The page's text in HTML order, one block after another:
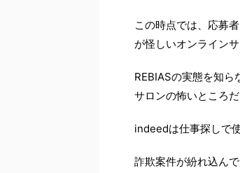
この時点では、応募
が怪しいオンライン
REBIASの実態を知
サロンの怖いところ
indeedは仕事探しで
詐欺案件が紛れ込ん